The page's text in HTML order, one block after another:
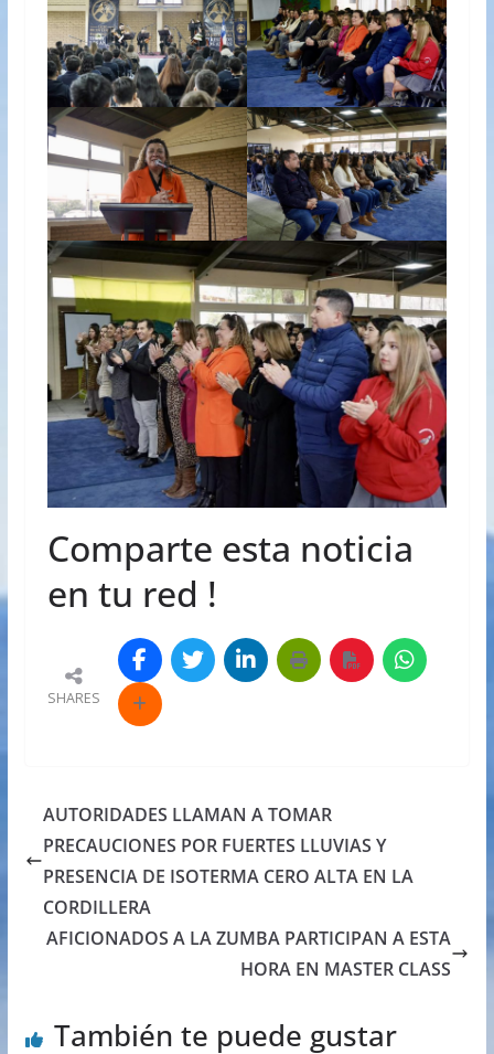
Comparte esta noticia
en tu red !
SHARES
AUTORIDADES LLAMAN A TOMAR
PRECAUCIONES POR FUERTES LLUVIAS Y
PRESENCIA DE ISOTERMA CERO ALTA EN LA
CORDILLERA
AFICIONADOS A LA ZUMBA PARTICIPAN A ESTA
HORA EN MASTER CLASS
También te puede gustar